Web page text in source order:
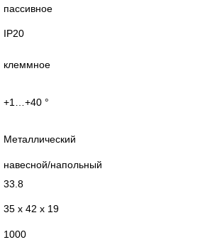
пассивное
IP20
клеммное
+1…+40 °
Металлический
навесной/напольный
33.8
35 х 42 х 19
1000